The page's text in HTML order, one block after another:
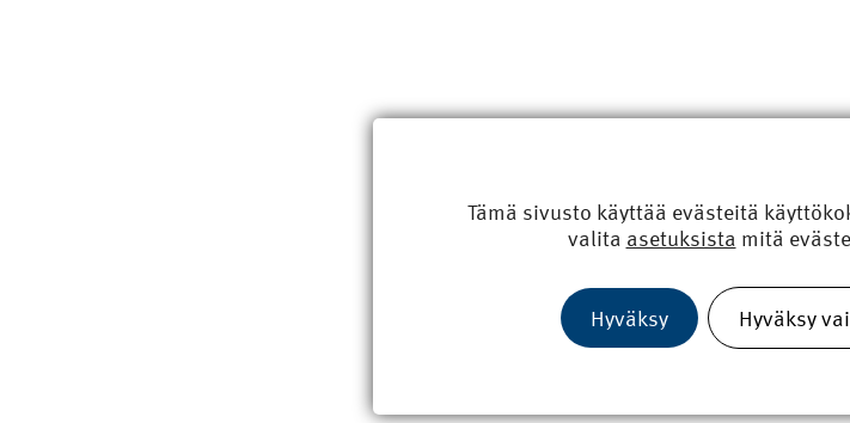
Tämä sivusto käyttää evästeitä
valita asetuksista mitä
Hyväksy Hyväksy